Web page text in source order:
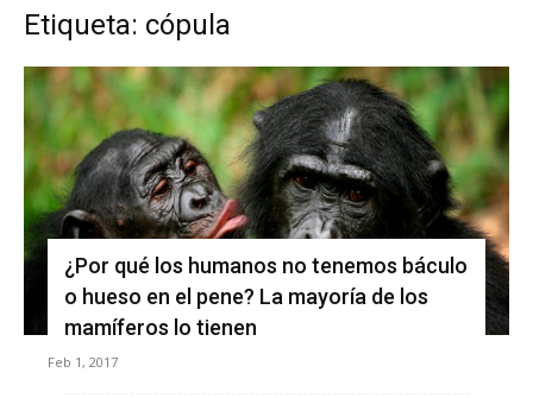
Etiqueta: cópula
¿Por qué los humanos no tenemos báculo
o hueso en el pene? La mayoría de los
mamíferos lo tienen
Feb 1, 2017